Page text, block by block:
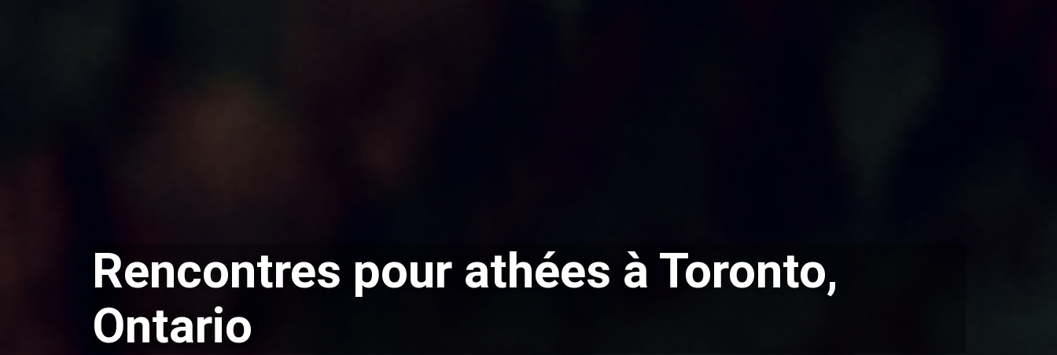
Rencontres pour athées à Toronto,
Ontario